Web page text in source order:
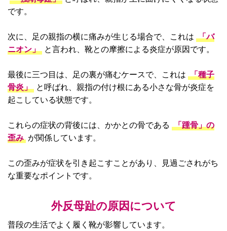
です。
次に、足の親指の横に痛みが生じる場合で、これは 「バ
ニオン」 と言われ、靴との摩擦による炎症が原因です。
最後に三つ目は、足の裏が痛むケースで、これは 「種子
骨炎」 と呼ばれ、親指の付け根にある小さな骨が炎症を
起こしている状態です。
これらの症状の背後には、かかとの骨である 「踵骨」の
歪み が関係しています。
この歪みが症状を引き起こすことがあり、見過ごされがち
な重要なポイントです。
外反母趾の原因について
普段の生活でよく履く靴が影響しています。